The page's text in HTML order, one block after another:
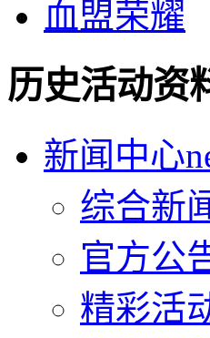
血盟荣耀
历史活动资
新闻中心
综合新
官方公
精彩活